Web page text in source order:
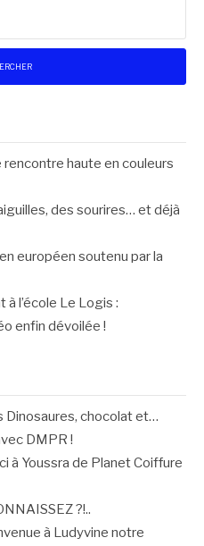
haute en couleurs
des sourires… et déjà
européen soutenu par la
l’école Le Logis :
enfin dévoilée !
Dinosaures, chocolat et…
DMPR !
à Youssra de Planet Coiffure
?!..
à Ludyvine notre